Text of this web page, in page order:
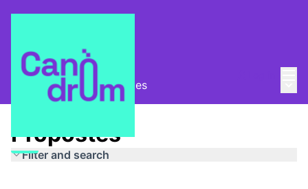
Pla Estratègic Propostes
Propostes
Filter and search